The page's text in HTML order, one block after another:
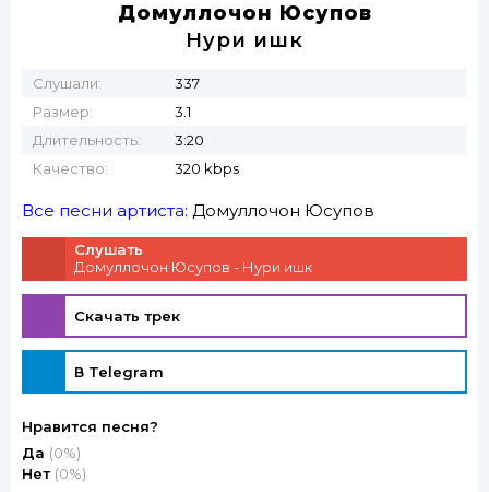
Домуллочон Юсупов
Нури ишк
Слушали:
337
Размер:
3.1
Длительность:
3:20
Качество:
320 kbps
Все песни артиста: Домуллочон Юсупов
Слушать
Домуллочон Юсупов - Нури ишк
Скачать трек
В Telegram
Нравится песня?
Да (0%)
Нет (0%)